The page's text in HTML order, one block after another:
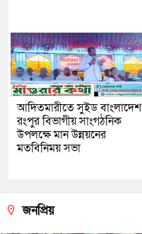
আদিতমারীতে সুইড বাংলাদেশ
রংপুর বিভাগীয় সাংগঠনিক
উপলক্ষে মান উন্নয়নের
মতবিনিময় সভা
জনপ্রিয়